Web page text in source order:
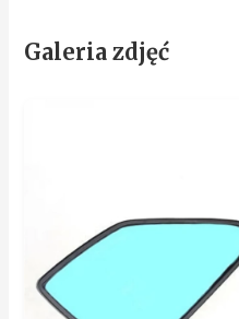
Galeria zdjęć